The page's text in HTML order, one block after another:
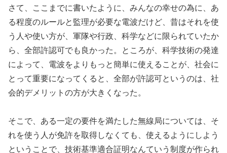
さて、ここまでに書いたように、みんなの幸せの為に、あ
る程度のルールと監理が必要な電波だけど、昔はそれを使
う人や使い方が、軍隊や行政、科学などに限られていたか
ら、全部許認可でも良かった。ところが、科学技術の発達
によって、電波をよりもっと簡単に使えることが、社会に
とって重要になってくると、全部が許認可というのは、社
会的デメリットの方が大きくなった。
そこで、ある一定の要件を満たした無線局については、そ
れを使う人が免許を取得しなくても、使えるようにしよう
ということで、技術基準適合証明なんていう制度が作られ